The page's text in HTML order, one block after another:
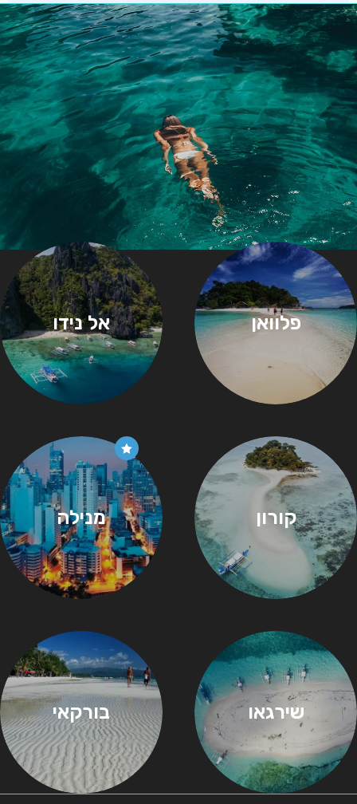
פלוואן אל נידו
קורון מנילה
שירגאו בורקאי